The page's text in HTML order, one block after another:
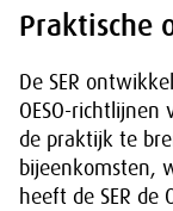
Praktische
De SER
OESO-
de praktijk te
bijeenkomsten,
heeft de SER de